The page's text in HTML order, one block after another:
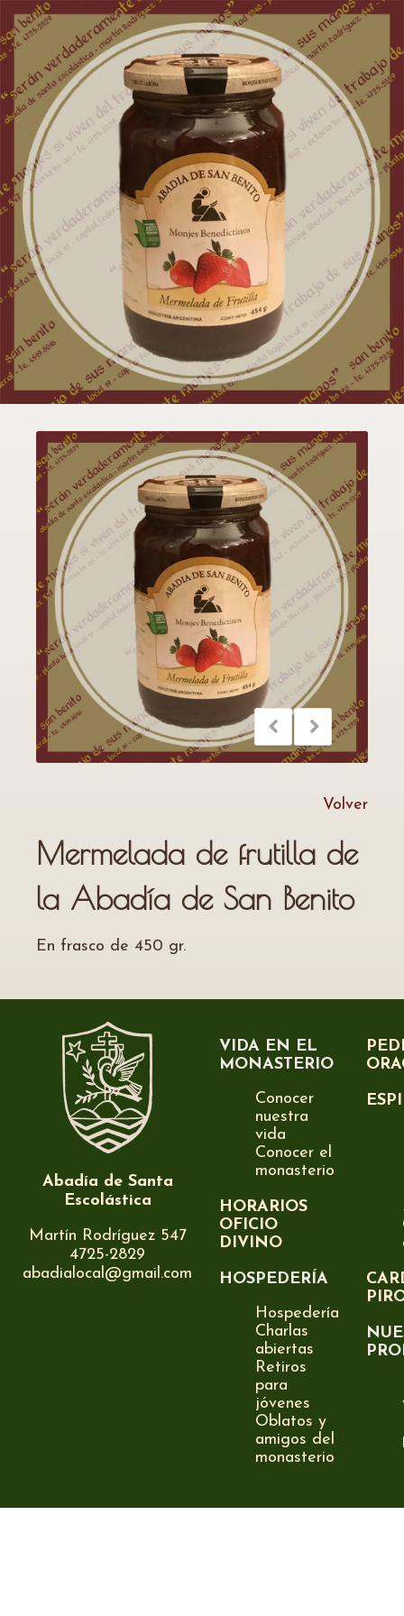
Volver
Mermelada de frutilla de
la Abadía de San Benito
En frasco de 450 gr.
Abadía de Santa
Escolástica
Martín Rodríguez 547
4725-2829
abadialocal@gmail.com
VIDA EN EL
MONASTERIO
Conocer
nuestra
vida
Conocer el
monasterio
HORARIOS
OFICIO
DIVINO
HOSPEDERÍA
Hospedería
Charlas
abiertas
Retiros
para
jóvenes
Oblatos y
amigos del
monasterio